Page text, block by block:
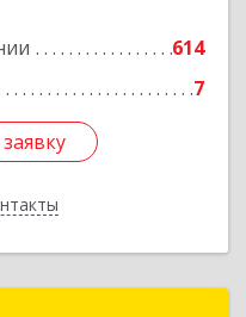
614
7